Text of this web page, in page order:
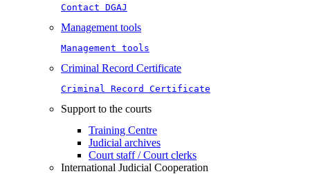
Contact DGAJ
Management tools
Management tools
Criminal Record Certificate
Criminal Record Certificate
Support to the courts
Training Centre
Judicial archives
Court staff / Court clerks
International Judicial Cooperation